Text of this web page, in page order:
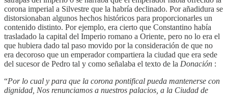
corona imperial a Silvestre que la habría declinado. Por añadidura se
distorsionaban algunos hechos históricos para proporcionarles un
contenido distinto. Por ejemplo, era cierto que Constantino había
trasladado la capital del Imperio romano a Oriente, pero no lo era el
que hubiera dado tal paso movido por la consideración de que no
era decoroso que un emperador compartiera la ciudad que era sede
del sucesor de Pedro tal y como señalaba el texto de la Donación :
“Por lo cual y para que la corona pontifical pueda mantenerse con
dignidad, Nos renunciamos a nuestros palacios, a la Ciudad de